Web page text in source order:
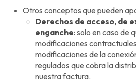
Otros conceptos que pueden
Derechos de acceso, de
enganche: solo en caso de
modificaciones
modificaciones de la
regulados que cobra la
nuestra factura.